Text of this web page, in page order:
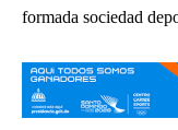
formada sociedad